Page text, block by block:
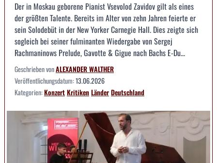
Der in Moskau geborene Pianist Vsevolod Zavidov gilt als eines
der größten Talente. Bereits im Alter von zehn Jahren feierte er
sein Solodebüt in der New Yorker Carnegie Hall. Dies zeigte sich
sogleich bei seiner fulminanten Wiedergabe von Sergej
Rachmaninows Prelude, Gavotte & Gigue nach Bachs E-Du...
Geschrieben vonALEXANDER WALTHER
Veröffentlichungsdatum:13.06.2026
Kategorien:KonzertKritikenLänderDeutschland